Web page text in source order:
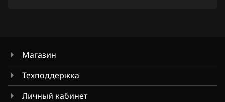
Kia
King Long
Магазин
Техподдержка
Личный кабинет